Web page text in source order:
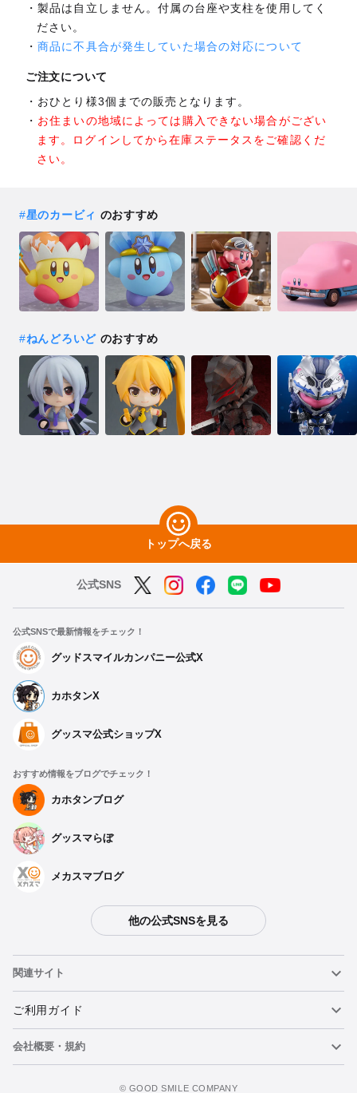
製品は自立しません。付属の台座や支柱を使用してく
ださい。
商品に不具合が発生していた場合の対応について
ご注文について
おひとり様3個までの販売となります。
お住まいの地域によっては購入できない場合がござい
ます。ログインしてから在庫ステータスをご確認くだ
さい。
#星のカービィ のおすすめ
#ねんどろいどのおすすめ
トップへ戻る
公式SNS
公式SNSで最新情報をチェック！
グッドスマイルカンパニー公式X
カホタンX
グッスマ公式ショップX
おすすめ情報をブログでチェック！
カホタンブログ
グッスマらぼ
メカスマブログ
他の公式SNSを見る
関連サイト
ねんどろいど
ねんどろいどフェイスメーカー
ご利用ガイド
重要なお知らせ
会社概要・規約
©️ GOOD SMILE COMPANY